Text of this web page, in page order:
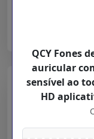
QCY Fones
auricular
sensível ao
HD